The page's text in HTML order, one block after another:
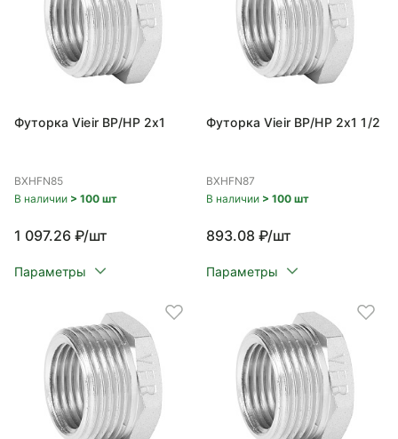
Футорка Vieir ВР/НР 2x1
BXHFN85
В наличии > 100 шт
1 097.26 ₽/шт
Параметры
Футорка Vieir ВР/НР 2x1 1/2
BXHFN87
В наличии > 100 шт
893.08 ₽/шт
Параметры